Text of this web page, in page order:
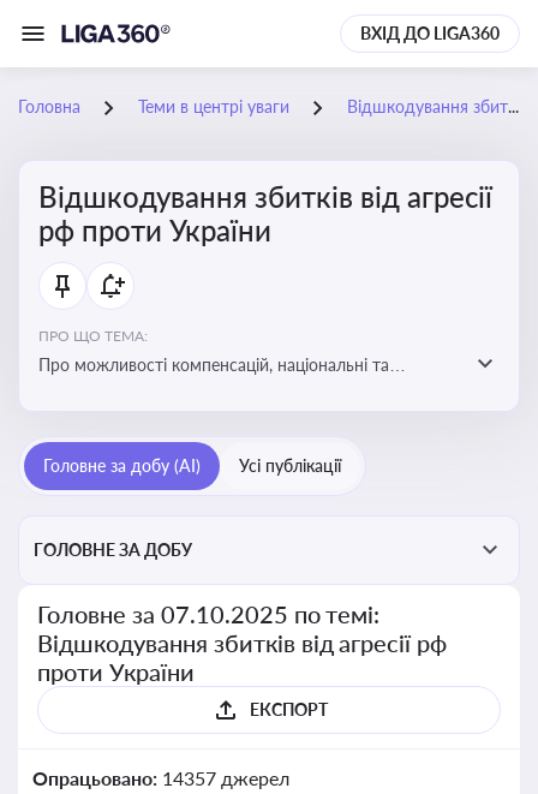
ВХІД ДО LIGA360
Головна Теми в центрі уваги Відшкодування збитків від агресії рф проти України
Відшкодування збитків від агресії
рф проти України
ПРО ЩО ТЕМА:
Про можливості компенсацій, національні та
Головне за добу (AI) Усі публікації
ГОЛОВНЕ ЗА ДОБУ
Головне за 07.10.2025 по темі:
Відшкодування збитків від агресії рф
проти України
ЕКСПОРТ
Опрацьовано: 14357 джерел